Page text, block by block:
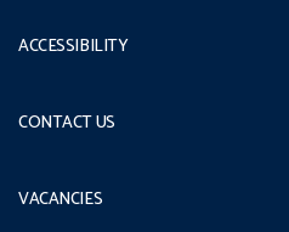
ACCESSIBILITY
CONTACT US
VACANCIES